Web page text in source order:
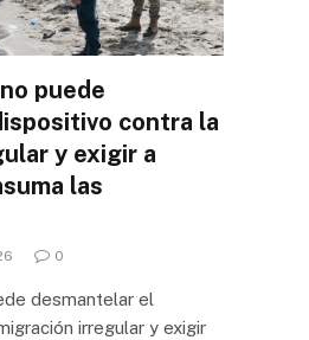
puede
contra la
y exigir a
las
0
desmantelar el
irregular y exigir